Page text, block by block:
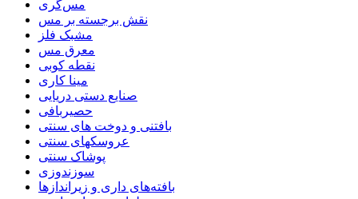
مس‌گری
نقش برجسته بر مس
مشبک فلز
معرق مس
نقطه کوبی
مینا کاری
صنایع دستی دریایی
حصیربافی
بافتنی‌ و دوخت های سنتی
عروسکهای سنتی
پوشاک سنتی
سوزندوزی
بافته‌های داری و زیراندازها